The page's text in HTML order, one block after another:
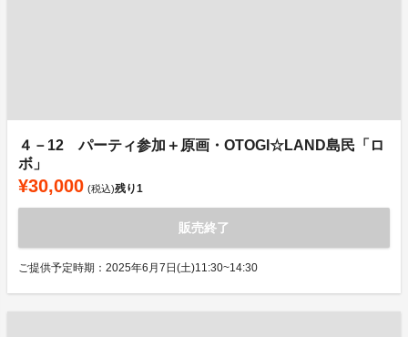
４－12 パーティ参加＋原画・OTOGI☆LAND島民「ロ
ボ」
¥30,000 (税込)残り1
販売終了
ご提供予定時期：2025年6月7日(土)11:30~14:30